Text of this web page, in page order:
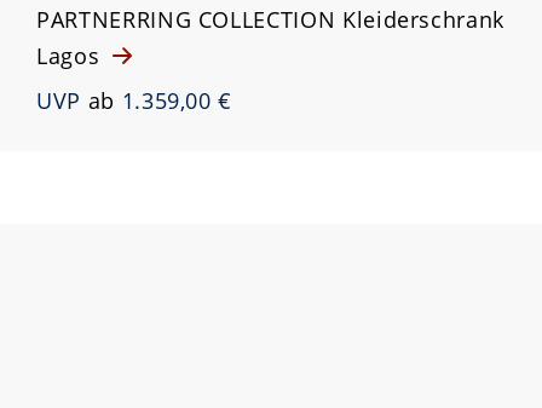
PARTNERRING COLLECTION Kleiderschrank
Lagos
UVP ab 1.359,00 €